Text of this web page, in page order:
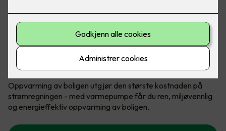
Bærekraftig og reduserte kostnader
Oppvarming med varmepumpe
Oppvarming av boligen utgjør den største kostnaden på
strømregningen - med varmepumpe får du ren, miljøvennlig
og energieffektiv oppvarming av boligen.